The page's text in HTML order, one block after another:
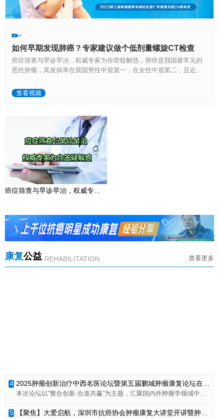
如何早期发现肺癌？专家建议做个低剂量螺旋CT检查
癌症筛查与早诊早治，权威专家为你答疑解惑，肺癌是我国最常见的
恶性肿瘤，其发病率在我国男性中居第一，在女性中居第二，且近年
东省人民医院胸外科主任医师周海榆教授关于《肺结节的早筛与全程
管理》的专题演讲引起了与会者的广泛关注。 据周海榆教授介绍，早
肺癌患者中，早期患者仅占10%-15%。#抗癌正能量 # #癌症康复#
查看视频
癌症筛查与早诊早治，权威专家为你答疑解惑
康复公益 REHABILITATION 查看更多
家整理好了，中国TOP10的肿瘤医院，每家都是实打实的硬实力，不管
是自己用还是转给家人，收藏起来绝对用得上！这10家医院，有专门的
市，大家可以就近选择，不用盲目跑远路。
4 2025肿瘤创新治疗中西名医论坛暨第五届鹏城肿瘤康复论坛在深圳成功举办：共绘肿瘤康复新蓝图，助力“健康中国”新征程
本次论坛以“整合创新·合道共赢”为主题，汇聚国内外肿瘤学领域中西医权威专家、科研领军者及临床医师，搭建高水平学术交流平台，为推动粤港澳大湾区肿瘤诊疗与康复事业发展注入新动能。与会专家一致认为，肿瘤康复是一项系统工程，需要临床医学、康复医学、心理学、营养学、社会学等多学科的深度融合，需要医疗机构、社区、家庭及社会组织的协同努力。论坛由深圳市抗癌协会、深圳市中医药学会、深圳市中医院、中山大学附属第八医院联合主办，深圳康复乐园等单位承办，中国抗癌协会、世界中医联合会提供特别支持。中国抗癌协会秘书长赵勇、深圳市抗癌协会理事长申维玺、中山大学附属肿瘤医院原常务副院长姜文奇等重磅嘉宾出席，近千名肿瘤领域医护人员、科研工作者及患者代表参会。
5 【聚焦】大爱启航，深圳市抗癌协会肿瘤康复大讲堂开讲暨肿瘤康复志愿服务队成立